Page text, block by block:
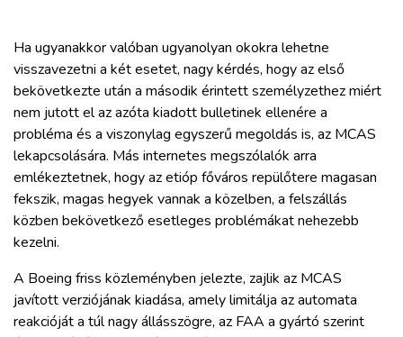
Ha ugyanakkor valóban ugyanolyan okokra lehetne
visszavezetni a két esetet, nagy kérdés, hogy az első
bekövetkezte után a második érintett személyzethez miért
nem jutott el az azóta kiadott bulletinek ellenére a
probléma és a viszonylag egyszerű megoldás is, az MCAS
lekapcsolására. Más internetes megszólalók arra
emlékeztetnek, hogy az etióp főváros repülőtere magasan
fekszik, magas hegyek vannak a közelben, a felszállás
közben bekövetkező esetleges problémákat nehezebb
kezelni.
A Boeing friss közleményben jelezte, zajlik az MCAS
javított verziójának kiadása, amely limitálja az automata
reakcióját a túl nagy állásszögre, az FAA a gyártó szerint